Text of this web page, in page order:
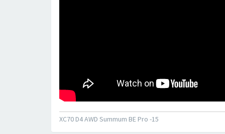
XC70 D4 AWD Summum BE Pro -15